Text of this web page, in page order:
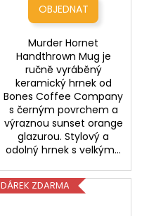
Murder Hornet
Handthrown Mug je
ručně vyráběný
keramický hrnek od
Bones Coffee Company
s černým povrchem a
výraznou sunset orange
glazurou. Stylový a
odolný hrnek s velkým...
DÁREK ZDARMA